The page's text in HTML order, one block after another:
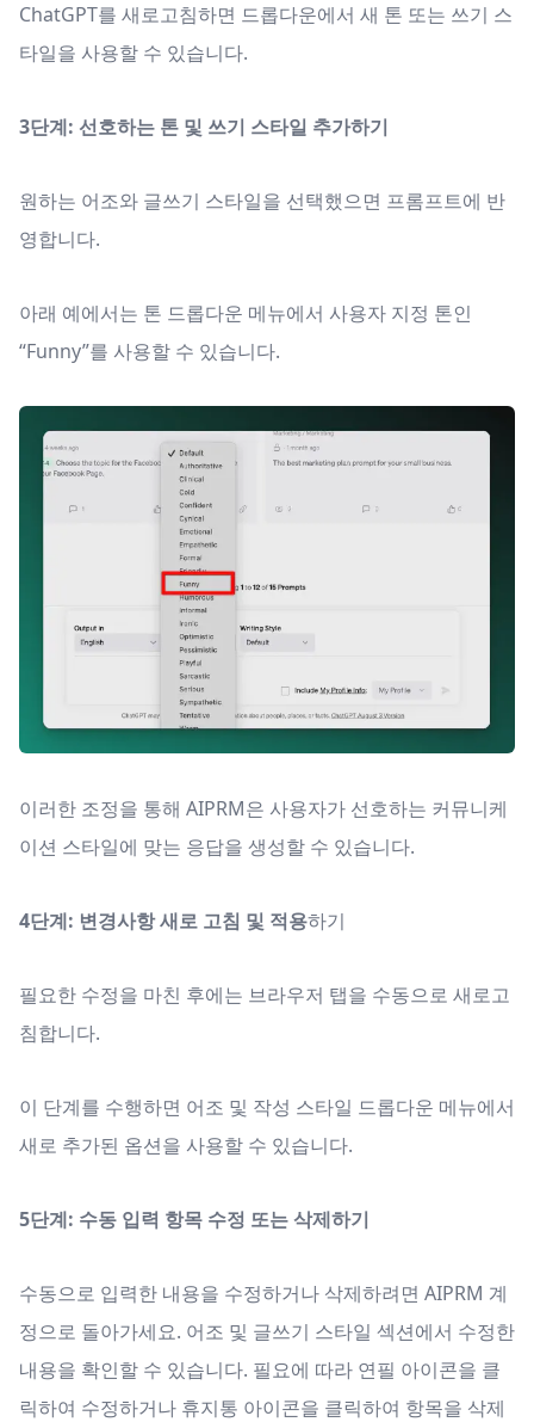
ChatGPT를 새로고침하면 드롭다운에서 새 톤 또는 쓰기 스
타일을 사용할 수 있습니다.
3단계: 선호하는 톤 및 쓰기 스타일 추가하기
원하는 어조와 글쓰기 스타일을 선택했으면 프롬프트에 반
영합니다.
아래 예에서는 톤 드롭다운 메뉴에서 사용자 지정 톤인
“Funny”를 사용할 수 있습니다.
이러한 조정을 통해 AIPRM은 사용자가 선호하는 커뮤니케
이션 스타일에 맞는 응답을 생성할 수 있습니다.
4단계: 변경사항 새로 고침 및 적용하기
필요한 수정을 마친 후에는 브라우저 탭을 수동으로 새로고
침합니다.
이 단계를 수행하면 어조 및 작성 스타일 드롭다운 메뉴에서
새로 추가된 옵션을 사용할 수 있습니다.
5단계: 수동 입력 항목 수정 또는 삭제하기
수동으로 입력한 내용을 수정하거나 삭제하려면 AIPRM 계
정으로 돌아가세요. 어조 및 글쓰기 스타일 섹션에서 수정한
내용을 확인할 수 있습니다. 필요에 따라 연필 아이콘을 클
릭하여 수정하거나 휴지통 아이콘을 클릭하여 항목을 삭제